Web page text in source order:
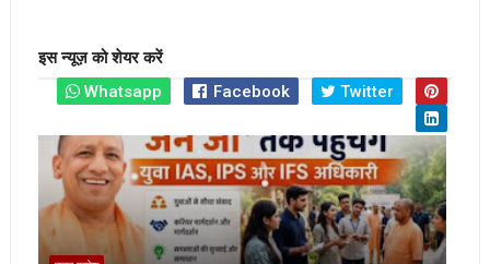
इस न्यूज़ को शेयर करें
Whatsapp
Facebook Twitter